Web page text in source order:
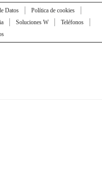
Datos
Política de cookies
Soluciones W
Teléfonos